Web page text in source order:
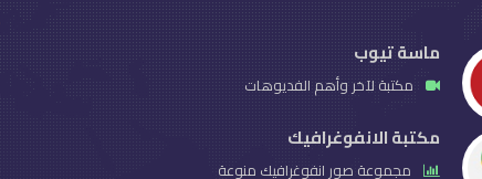
ماسة تيوب
مكتبة لآخر وأهم الفديوهات
مكتبة الانفوغرافيك
مجموعة صور انفوغرافيك منوعة